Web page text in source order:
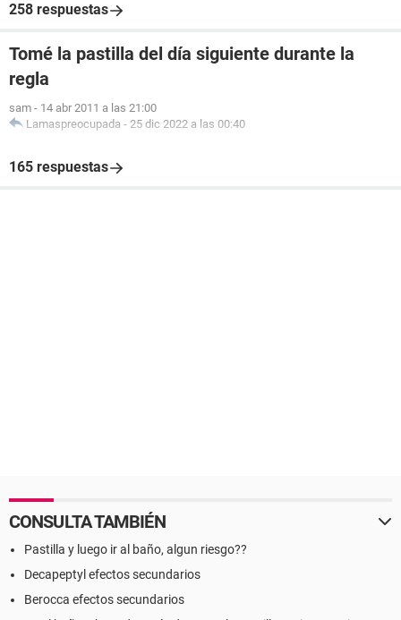
258 respuestas
Tomé la pastilla del día siguiente durante la
regla
sam - 14 abr 2011 a las 21:00
Lamaspreocupada - 25 dic 2022 a las 00:40
165 respuestas
CONSULTA TAMBIÉN
Pastilla y luego ir al baño, algun riesgo??
Decapeptyl efectos secundarios
Berocca efectos secundarios